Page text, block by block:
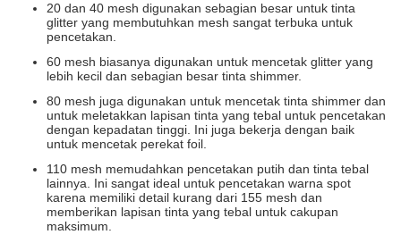
20 dan 40 mesh digunakan sebagian besar untuk tinta
glitter yang membutuhkan mesh sangat terbuka untuk
pencetakan.
60 mesh biasanya digunakan untuk mencetak glitter yang
lebih kecil dan sebagian besar tinta shimmer.
80 mesh juga digunakan untuk mencetak tinta shimmer dan
untuk meletakkan lapisan tinta yang tebal untuk pencetakan
dengan kepadatan tinggi. Ini juga bekerja dengan baik
untuk mencetak perekat foil.
110 mesh memudahkan pencetakan putih dan tinta tebal
lainnya. Ini sangat ideal untuk pencetakan warna spot
karena memiliki detail kurang dari 155 mesh dan
memberikan lapisan tinta yang tebal untuk cakupan
maksimum.